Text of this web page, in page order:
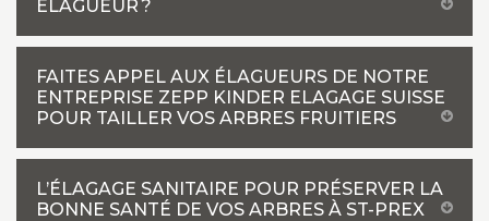
ÉLAGUEUR ?
FAITES APPEL AUX ÉLAGUEURS DE NOTRE
ENTREPRISE ZEPP KINDER ELAGAGE SUISSE
POUR TAILLER VOS ARBRES FRUITIERS
L’ÉLAGAGE SANITAIRE POUR PRÉSERVER LA
BONNE SANTÉ DE VOS ARBRES À ST-PREX